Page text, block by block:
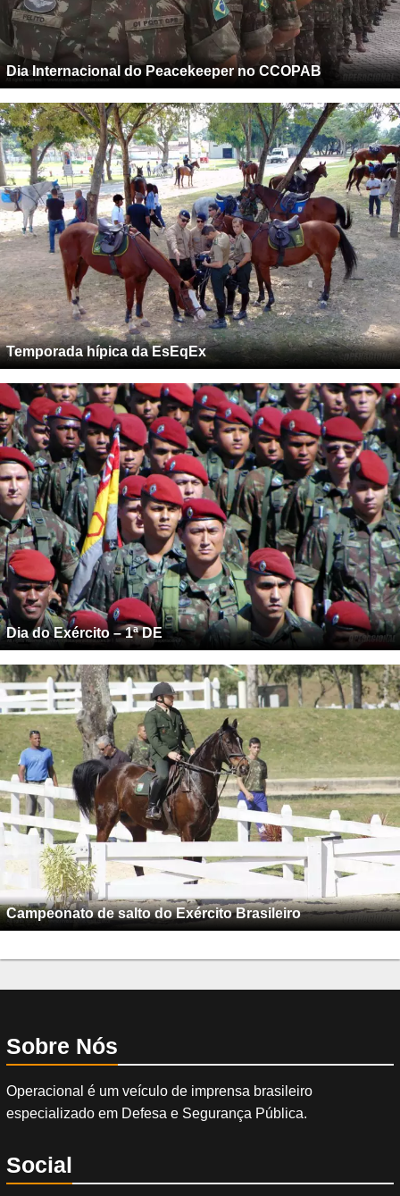
Dia Internacional do Peacekeeper no CCOPAB
Temporada hípica da EsEqEx
Dia do Exército – 1ª DE
Campeonato de salto do Exército Brasileiro
Sobre Nós
Operacional é um veículo de imprensa brasileiro
especializado em Defesa e Segurança Pública.
Social